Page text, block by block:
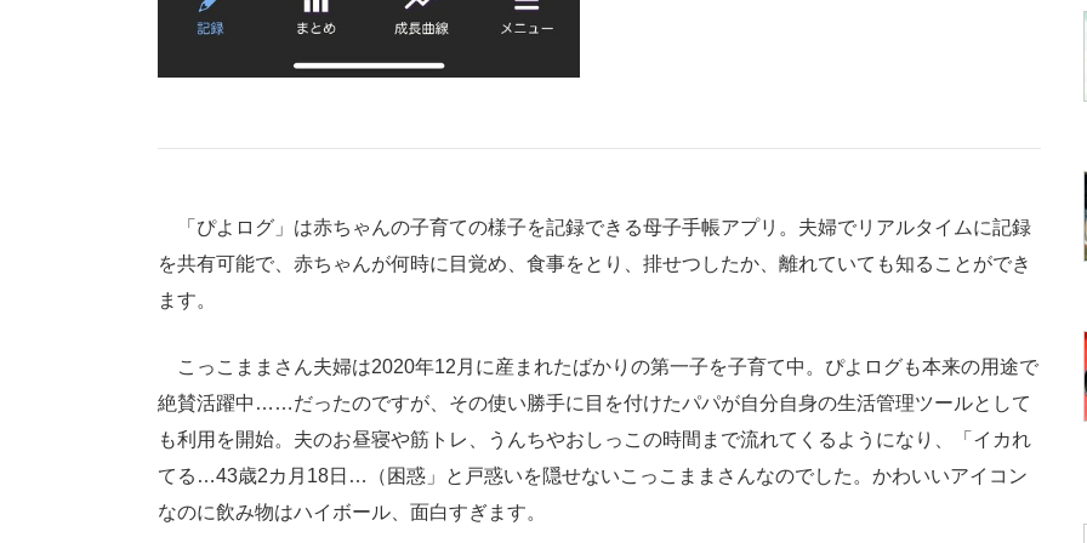
「ぴよログ」は赤ちゃんの子育ての様子を記録できる母子手帳アプリ。夫婦でリアルタイムに記録
を共有可能で、赤ちゃんが何時に目覚め、食事をとり、排せつしたか、離れていても知ることができ
ます。
こっこままさん夫婦は2020年12月に産まれたばかりの第一子を子育て中。ぴよログも本来の用途で
絶賛活躍中……だったのですが、その使い勝手に目を付けたパパが自分自身の生活管理ツールとして
も利用を開始。夫のお昼寝や筋トレ、うんちやおしっこの時間まで流れてくるようになり、「イカれ
てる…43歳2カ月18日…（困惑」と戸惑いを隠せないこっこままさんなのでした。かわいいアイコン
なのに飲み物はハイボール、面白すぎます。